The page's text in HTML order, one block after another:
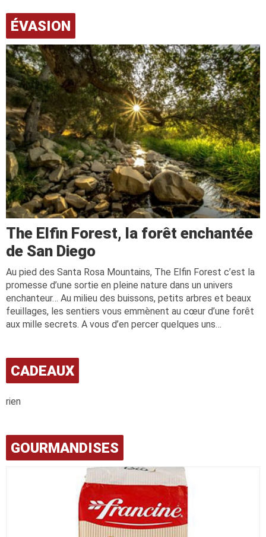
ÉVASION
The Elfin Forest, la forêt enchantée
de San Diego
Au pied des Santa Rosa Mountains, The Elfin Forest c’est la
promesse d’une sortie en pleine nature dans un univers
enchanteur… Au milieu des buissons, petits arbres et beaux
feuillages, les sentiers vous emmènent au cœur d’une forêt
aux mille secrets. A vous d’en percer quelques uns…
CADEAUX
rien
GOURMANDISES